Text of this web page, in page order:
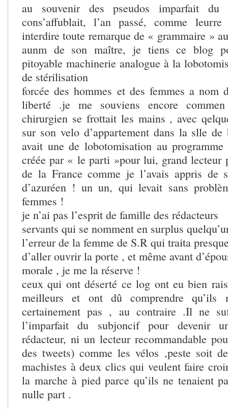
au souvenir des pseudos imparfait
cons’affublait, l’an passé, comme
interdire toute remarque de « grammaire »
aunm de son maître, je tiens ce blog
pitoyable machinerie analogue à la
de stérilisation
forcée des hommes et des femmes a nom
liberté .je me souviens encore
chirurgien se frottait les mains , avec
sur son velo d’appartement dans la slle
avait une de lobotomisation au
créée par « le parti »pour lui, grand lecteur
de la France comme je l’avais appris de
d’azuréen ! un un, qui levait sans
femmes !
je n’ai pas l’esprit de famille des rédacteurs
servants qui se nomment en surplus
l’erreur de la femme de S.R qui traita
d’aller ouvrir la porte , et même avant
morale , je me la réserve !
ceux qui ont déserté ce log ont eu bien
meilleurs et ont dû comprendre qu’ils
certainement pas , au contraire .Il ne
l’imparfait du subjoncif pour devenir
rédacteur, ni un lecteur recommandable
des tweets) comme les vélos ,peste soit
machistes à deux clics qui veulent faire
la marche à pied parce qu’ils ne tenaient
nulle part .